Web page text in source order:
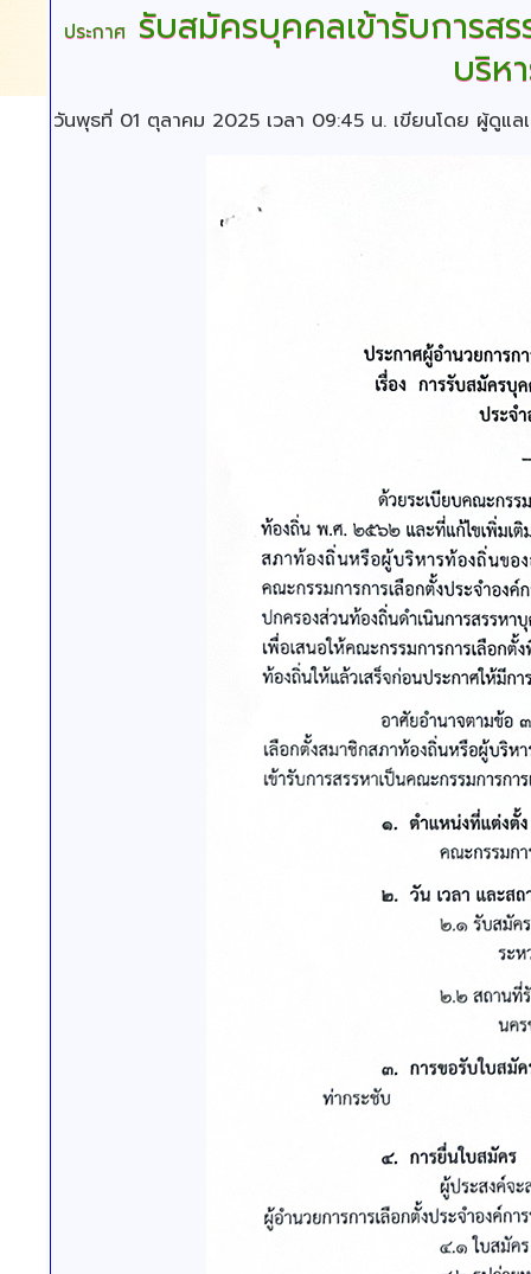
ประกาศ รับสมัครบุคคลเข้ารับการส
บริห
วันพุธที่ 01 ตุลาคม 2025 เวลา 09:45 น. เขียนโดย ผู้ดูแล